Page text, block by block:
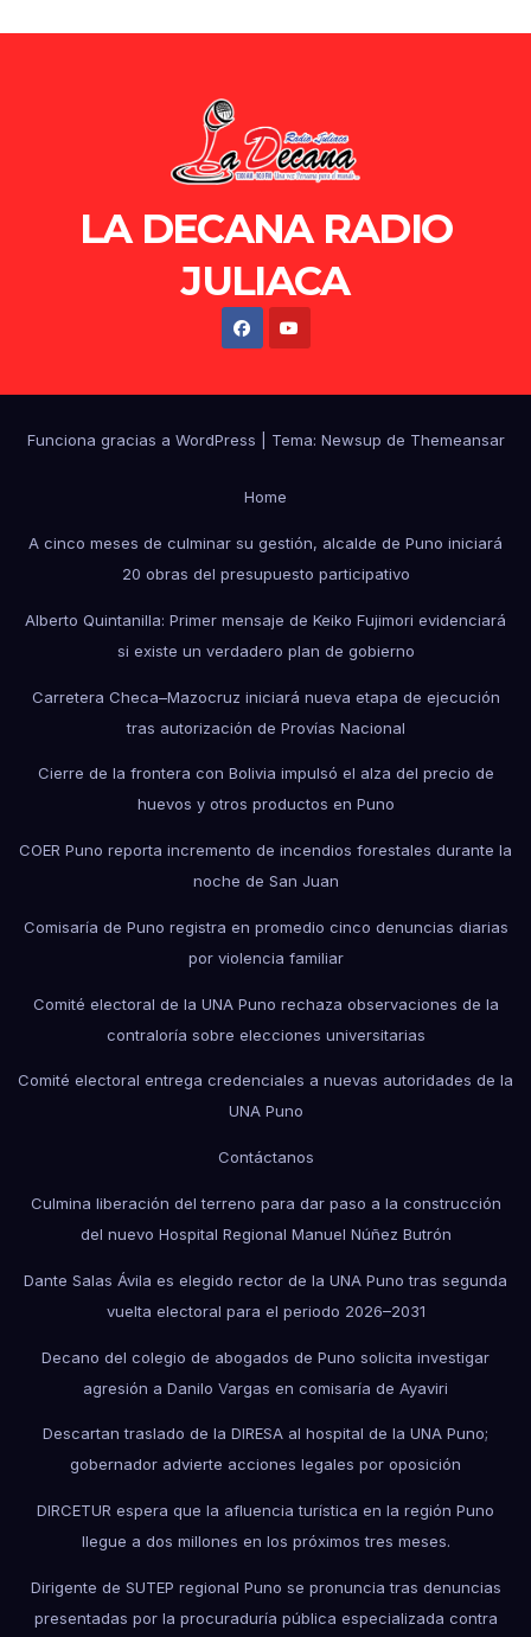
LA DECANA RADIO
JULIACA
Funciona gracias a WordPress Tema: Newsup de Themeansar
Home
A cinco meses de culminar su gestión, alcalde de Puno iniciará
20 obras del presupuesto participativo
Alberto Quintanilla: Primer mensaje de Keiko Fujimori evidenciará
si existe un verdadero plan de gobierno
Carretera Checa–Mazocruz iniciará nueva etapa de ejecución
tras autorización de Provías Nacional
Cierre de la frontera con Bolivia impulsó el alza del precio de
huevos y otros productos en Puno
COER Puno reporta incremento de incendios forestales durante la
noche de San Juan
Comisaría de Puno registra en promedio cinco denuncias diarias
por violencia familiar
Comité electoral de la UNA Puno rechaza observaciones de la
contraloría sobre elecciones universitarias
Comité electoral entrega credenciales a nuevas autoridades de la
UNA Puno
Contáctanos
Culmina liberación del terreno para dar paso a la construcción
del nuevo Hospital Regional Manuel Núñez Butrón
Dante Salas Ávila es elegido rector de la UNA Puno tras segunda
vuelta electoral para el periodo 2026–2031
Decano del colegio de abogados de Puno solicita investigar
agresión a Danilo Vargas en comisaría de Ayaviri
Descartan traslado de la DIRESA al hospital de la UNA Puno;
gobernador advierte acciones legales por oposición
DIRCETUR espera que la afluencia turística en la región Puno
llegue a dos millones en los próximos tres meses.
Dirigente de SUTEP regional Puno se pronuncia tras denuncias
presentadas por la procuraduría pública especializada contra